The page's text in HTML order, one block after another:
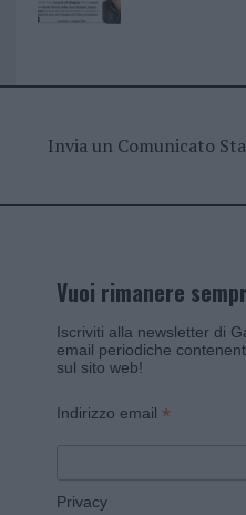
Invia un Comunicato
Vuoi rimanere
Iscriviti alla newsletter di
email periodiche
sul sito web!
Indirizzo email *
Privacy